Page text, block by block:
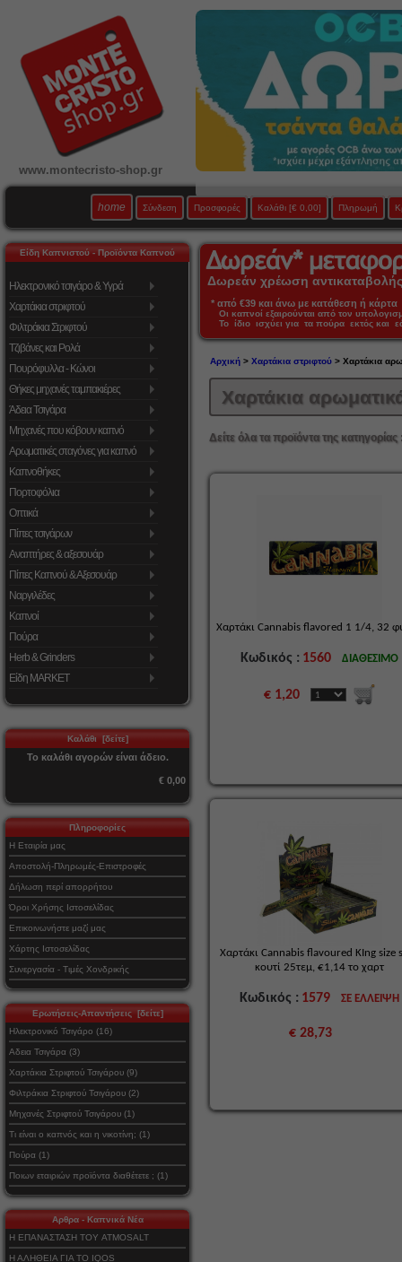
www.montecristo-shop.gr
home Σύνδεση Προσφορές Καλάθι [€ 0,00] Πληρωμή
Είδη Καπνιστού - Προϊόντα Καπνού
Ηλεκτρονικό τσιγάρο & Υγρά
Χαρτάκια στριφτού
Φιλτράκια Στριφτού
Τζιβάνες και Ρολά
Πουρόφυλλα - Κώνοι
Θήκες μηχανές ταμπακιέρες
Άδεια Τσιγάρα
Μηχανές που κόβουν καπνό
Αρωματικές σταγόνες για καπνό
Καπνοθήκες
Πορτοφόλια
Οπτικά
Πίπες τσιγάρων
Αναπτήρες & αξεσουάρ
Πίπες Καπνού & Αξεσουάρ
Ναργιλέδες
Καπνοί
Πούρα
Herb & Grinders
Είδη MARKET
Καλάθι [δείτε]
Το καλάθι αγορών είναι άδειο.
€ 0,00
Πληροφορίες
Η Εταιρία μας
Αποστολή-Πληρωμές-Επιστροφές
Δήλωση περί απορρήτου
Όροι Χρήσης Ιστοσελίδας
Επικοινωνήστε μαζί μας
Χάρτης Ιστοσελίδας
Συνεργασία - Τιμές Χονδρικής
Ερωτήσεις-Απαντήσεις [δείτε]
Ηλεκτρονικό Τσιγάρο (16)
Αδεια Τσιγάρα (3)
Χαρτάκια Στριφτού Τσιγάρου (9)
Φιλτράκια Στριφτού Τσιγάρου (2)
Μηχανές Στριφτού Τσιγάρου (1)
Τι είναι ο καπνός και η νικοτίνη; (1)
Πούρα (1)
Ποιων εταιριών προϊόντα διαθέτετε ; (1)
Αρθρα - Καπνικά Νέα
Η ΕΠΑΝΑΣΤΑΣΗ ΤΟΥ ATMOSALT
Η ΑΛΗΘΕΙΑ ΓΙΑ ΤΟ IQOS
Δωρεάν χρέωση
* από €39 και άνω με κατάθεση ή
Οι καπνοί εξαιρούνται από τον
Το ίδιο ισχύει για τα πούρα εκτός και
Αρχική> Χαρτάκια στριφτού> Χαρτάκια
Χαρτάκια
Δείτε όλα τα προϊόντα της κατηγορίας
Χαρτάκι Cannabis flavored 1 1/4, 32
Κωδικός : 1560 ΔΙΑΘΕΣΙΜΟ
€ 1,20
Xαρτάκι Cannabis flavoured KIng size
κουτί 25τεμ, €1,14 το χαρτ
Κωδικός : 1579 ΣΕ ΕΛΛΕΙΨΗ
€ 28,73